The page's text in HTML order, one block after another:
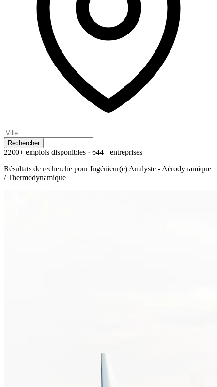
Rechercher
2200+ emplois disponibles · 644+ entreprises
Résultats de recherche pourIngénieur(e) Analyste - Aérodynamique
/ Thermodynamique